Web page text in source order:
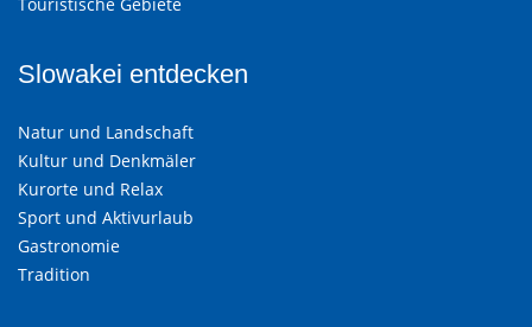
Slowakei entdecken
Natur und Landschaft
Kultur und Denkmäler
Kurorte und Relax
Sport und Aktivurlaub
Gastronomie
Tradition